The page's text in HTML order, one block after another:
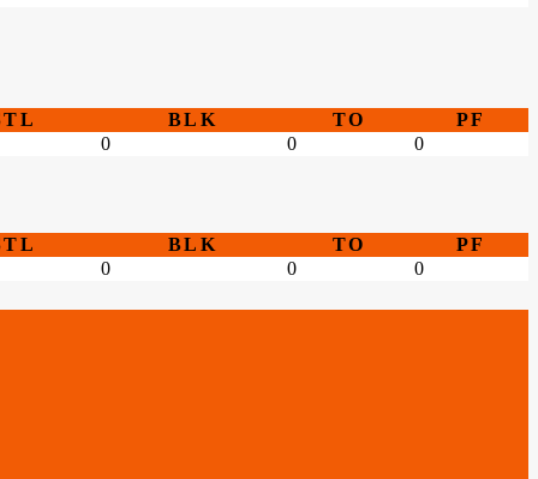
BLK TO
PF
0 0 0
BLK TO
PF
0 0 0